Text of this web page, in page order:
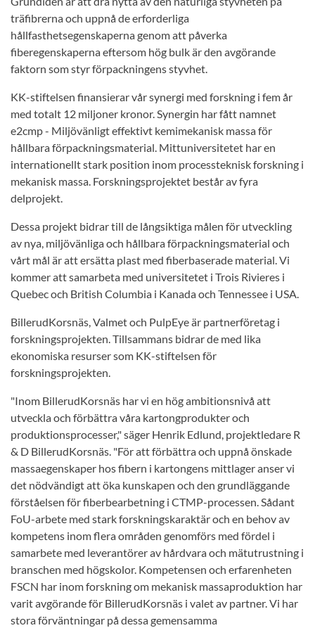
träfibrerna och uppnå de erforderliga
hållfasthetsegenskaperna genom att påverka
fiberegenskaperna eftersom hög bulk är den avgörande
faktorn som styr förpackningens styvhet.
KK-stiftelsen finansierar vår synergi med forskning i fem år
med totalt 12 miljoner kronor. Synergin har fått namnet
e2cmp - Miljövänligt effektivt kemimekanisk massa för
hållbara förpackningsmaterial. Mittuniversitetet har en
internationellt stark position inom processteknisk forskning i
mekanisk massa. Forskningsprojektet består av fyra
delprojekt.
Dessa projekt bidrar till de långsiktiga målen för utveckling
av nya, miljövänliga och hållbara förpackningsmaterial och
vårt mål är att ersätta plast med fiberbaserade material. Vi
kommer att samarbeta med universitetet i Trois Rivieres i
Quebec och British Columbia i Kanada och Tennessee i USA.
BillerudKorsnäs, Valmet och PulpEye är partnerföretag i
forskningsprojekten. Tillsammans bidrar de med lika
ekonomiska resurser som KK-stiftelsen för
forskningsprojekten.
"Inom BillerudKorsnäs har vi en hög ambitionsnivå att
utveckla och förbättra våra kartongprodukter och
produktionsprocesser," säger Henrik Edlund, projektledare R
& D BillerudKorsnäs. "För att förbättra och uppnå önskade
massaegenskaper hos fibern i kartongens mittlager anser vi
det nödvändigt att öka kunskapen och den grundläggande
förståelsen för fiberbearbetning i CTMP-processen. Sådant
FoU-arbete med stark forskningskaraktär och en behov av
kompetens inom flera områden genomförs med fördel i
samarbete med leverantörer av hårdvara och mätutrustning i
branschen med högskolor. Kompetensen och erfarenheten
FSCN har inom forskning om mekanisk massaproduktion har
varit avgörande för BillerudKorsnäs i valet av partner. Vi har
stora förväntningar på dessa gemensamma